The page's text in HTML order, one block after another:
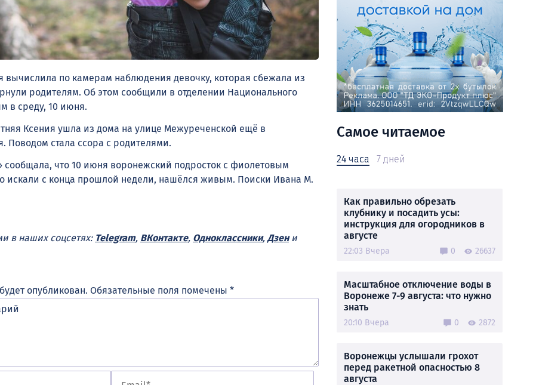
вычислила по камерам наблюдения девочку, которая сбежала из
родителям. Об этом сообщили в отделении Национального
в среду, 10 июня.
Ксения ушла из дома на улице Межуреченской ещё в
Поводом стала ссора с родителями.
сообщала, что 10 июня воронежский подросток с фиолетовым
искали с конца прошлой недели, нашёлся живым. Поиски Ивана М.
в наших соцсетях: Telegram, ВКонтакте, Одноклассники, Дзени
опубликован. Обязательные поля помечены *
Самое читаемое
24 часа 7 дней
Как правильно обрезать
клубнику и посадить усы:
инструкция для огородников в
августе
22:03 Вчера 0 26637
Масштабное отключение воды в
Воронеже 7-9 августа: что нужно
знать
20:10 Вчера 0 2872
Воронежцы услышали грохот
перед ракетной опасностью 8
августа